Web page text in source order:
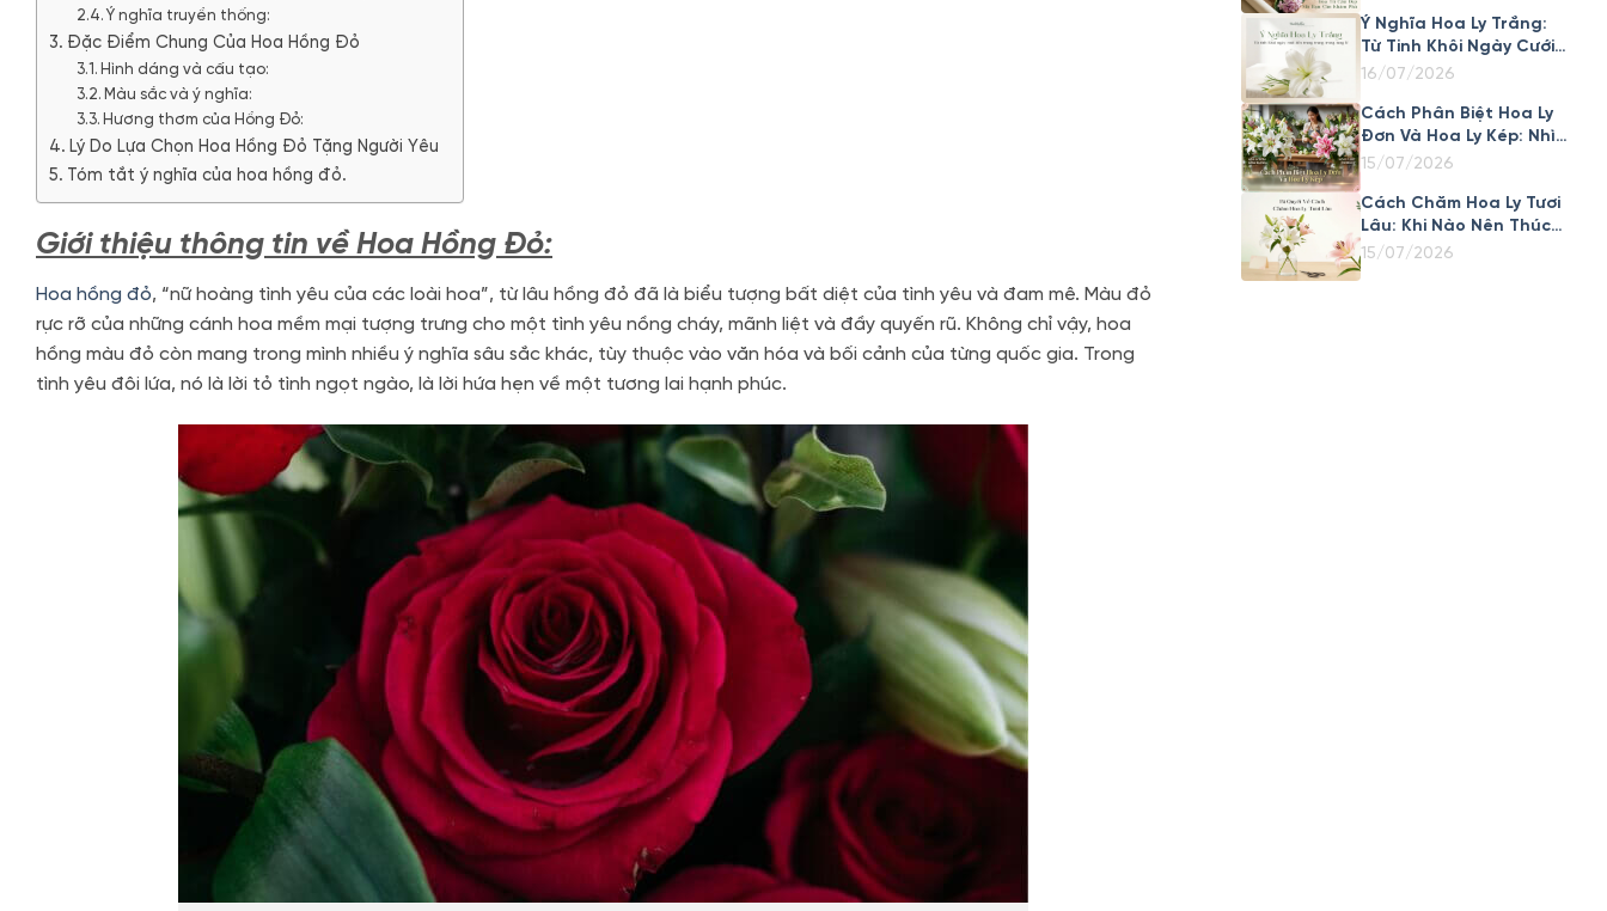
Ý nghĩa truyền thống:
Đặc Điểm Chung Của Hoa Hồng Đỏ
Hình dáng và cấu tạo:
Màu sắc và ý nghĩa:
Hương thơm của Hồng Đỏ:
Lý Do Lựa Chọn Hoa Hồng Đỏ Tặng Người Yêu
Tóm tắt ý nghĩa của hoa hồng đỏ.
Giới thiệu thông tin về Hoa Hồng Đỏ:
Hoa hồng đỏ, “nữ hoàng tình yêu của các loài hoa”, từ lâu hồng đỏ đã là biểu tượng bất diệt của tình yêu và đam mê. Màu đỏ
rực rỡ của những cánh hoa mềm mại tượng trưng cho một tình yêu nồng cháy, mãnh liệt và đầy quyến rũ. Không chỉ vậy, hoa
hồng màu đỏ còn mang trong mình nhiều ý nghĩa sâu sắc khác, tùy thuộc vào văn hóa và bối cảnh của từng quốc gia. Trong
tình yêu đôi lứa, nó là lời tỏ tình ngọt ngào, là lời hứa hẹn về một tương lai hạnh phúc.
Ý Nghĩa Hoa Ly Trắng:
Từ Tinh Khôi Ngày Cưới
Đến Trang Trọng Trong
16/07/2026
Cách Phân Biệt Hoa Ly
Đơn Và Hoa Ly Kép: Nhìn
Cánh Là Biết Ngay
15/07/2026
Cách Chăm Hoa Ly Tươi
Lâu: Khi Nào Nên Thúc
Nở Nhanh, Khi Nào Nên
15/07/2026